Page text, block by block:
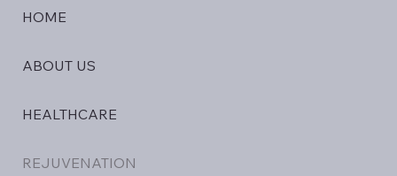
HOME
ABOUT US
HEALTHCARE
REJUVENATION